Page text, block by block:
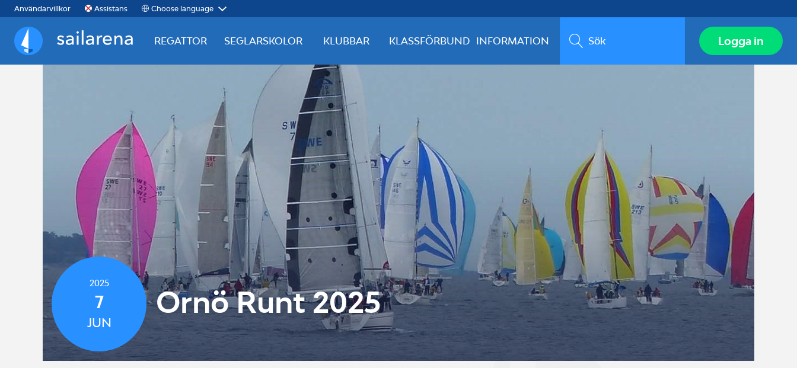
Användarvillkor Assistans Choose language
Sailarena
REGATTOR SEGLARSKOLOR KLUBBAR KLASSFÖRBUND INFORMATION Sök Logga in
2025
7
JUN
Ornö Runt 2025